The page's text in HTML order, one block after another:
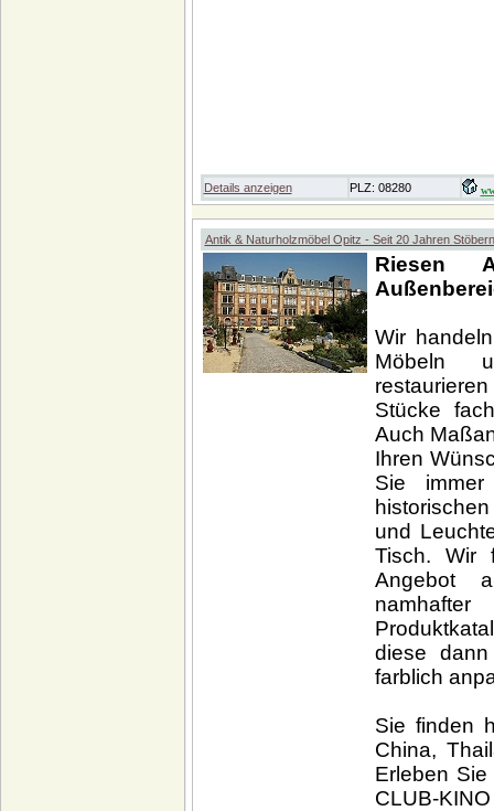
Details anzeigen PLZ: 08280
Antik & Naturholzmöbel Opitz - Seit 20 Jahren
Riesen
Wir
Möbeln
Stücke
Auch
Ihren
Sie
und
Tisch. Wir
Angebot
diese
farblich
Sie finden
China,
Erleben
CLUB-